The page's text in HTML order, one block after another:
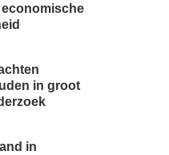
in groot
in